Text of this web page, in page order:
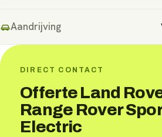
Aandrijving
DIRECT CONTACT
Offerte Land
Range Rover
Electric